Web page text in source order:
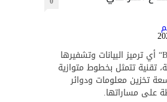
مصطلح “Barcode“ أي ترميز البيانات وتشفيرها
تقنية تتمثل بخطوط متوازية
تخزين معلومات ودوائر
على مساراتها.